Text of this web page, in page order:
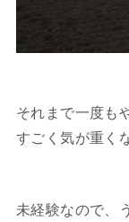
それまで一度も
すごく気が重く
未経験なので、